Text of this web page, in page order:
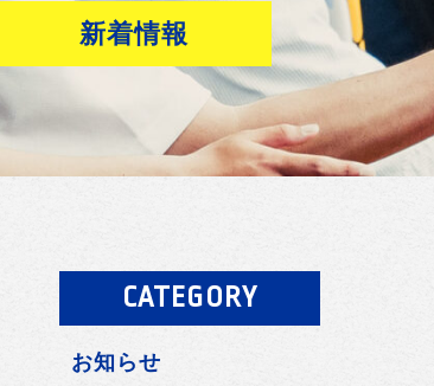
新着情報
CATEGORY
お知らせ